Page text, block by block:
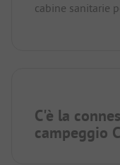
cabine sanitarie
C'è la
campeggio